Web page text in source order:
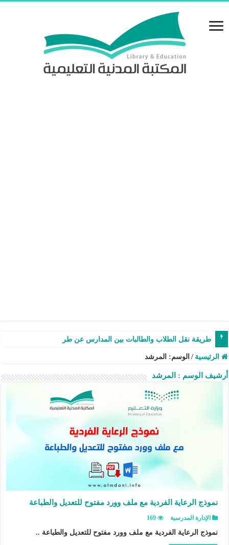
طريقة نقل الطلاب والطالبات بين المدارس عن طريق نظام نور –
الرئيسية / الوسم: المرشد
أرشيف الوسم : المرشد
نموذج الرعاية الفردية مع ملف وورد مفتوح للتعديل والطباعة
الإدارة المدرسية 169
نموذج الرعاية الفردية مع ملف وورد مفتوح للتعديل والطباعة ..